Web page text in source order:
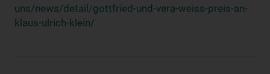
uns/news/detail/gottfried-und-vera-weiss-preis-an-
klaus-ulrich-klein/